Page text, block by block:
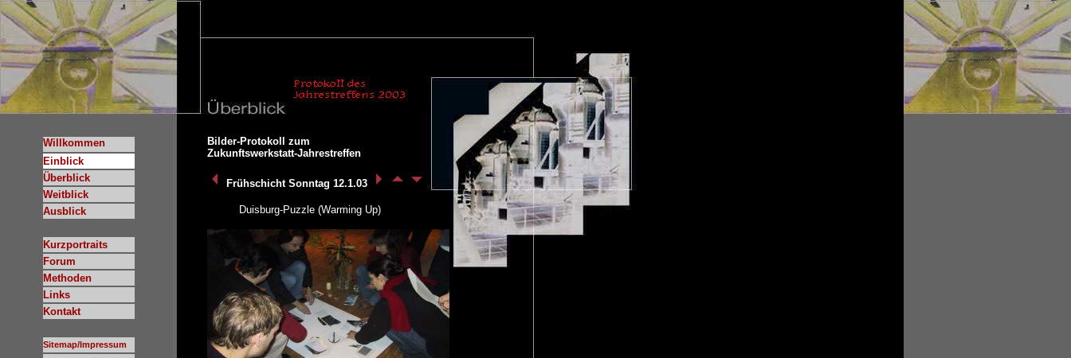
Willkommen
Einblick
Überblick
Weitblick
Ausblick
Kurzportraits
Forum
Methoden
Links
Kontakt
Sitemap/Impressum
Bilder-Protokoll zum
Zukunftswerkstatt-Jahrestreffen
Frühschicht Sonntag 12.1.03
Duisburg-Puzzle (Warming Up)